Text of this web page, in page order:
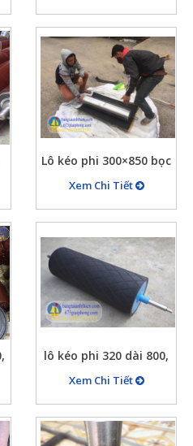
Lô kéo phi 300×850 bọc
cao su
Xem Chi Tiết
lô kéo phi 320 dài 800,
bọc cao su tạo nhám(
quả chám)
Xem Chi Tiết